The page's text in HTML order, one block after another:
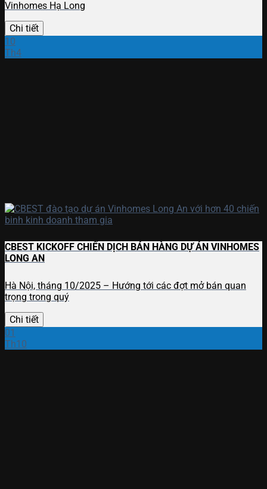
Vinhomes Hạ Long
Chi tiết
10
Th4
CBEST KICKOFF CHIẾN DỊCH BÁN HÀNG DỰ ÁN VINHOMES
LONG AN
Hà Nội, tháng 10/2025 – Hướng tới các đợt mở bán quan
trọng trong quý
Chi tiết
01
Th10